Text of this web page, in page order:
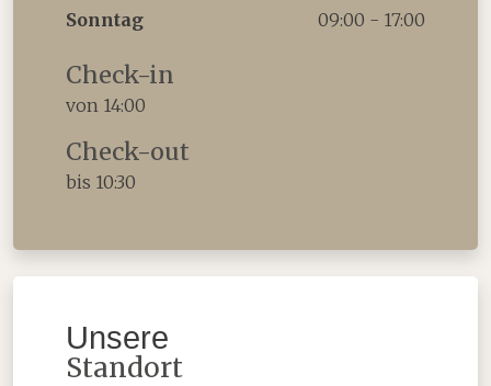
Sonntag
09:00 - 17:00
Check-in
von 14:00
Check-out
bis 10:30
Unsere
Standort